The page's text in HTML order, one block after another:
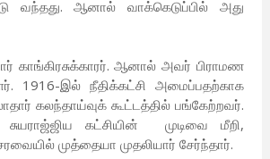
வந்தது. ஆனால் வாக்கெடுப்பில் அது
காங்கிரசுக்காரர். ஆனால் அவர் பிராமண
1916-இல் நீதிக்கட்சி அமைப்பதற்காக
கலந்தாய்வுக் கூட்டத்தில் பங்கேற்றவர்.
சுயராஜ்ஜிய கட்சியின் முடிவை மீறி,
முத்தையா முதலியார் சேர்ந்தார்.